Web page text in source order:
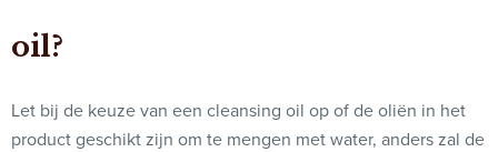
oil?
Let bij de keuze van een cleansing oil op of de oliën in het
product geschikt zijn om te mengen met water, anders zal de